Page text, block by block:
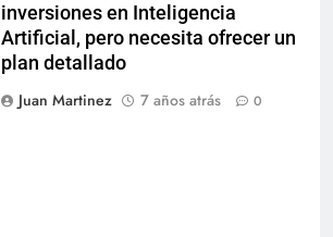
inversiones en Inteligencia
Artificial, pero necesita ofrecer un
plan detallado
Juan Martinez
7 años atrás 0